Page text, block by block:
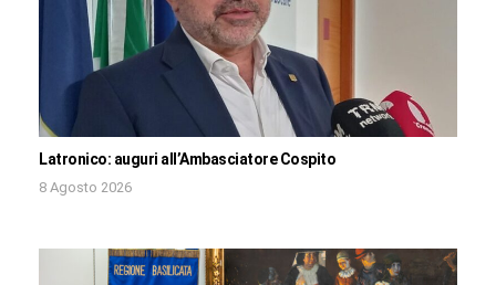
Latronico: auguri all’Ambasciatore Cospito
8 Agosto 2026